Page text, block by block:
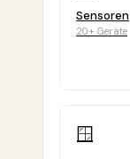
Sensoren
20+ Geräte
🪟